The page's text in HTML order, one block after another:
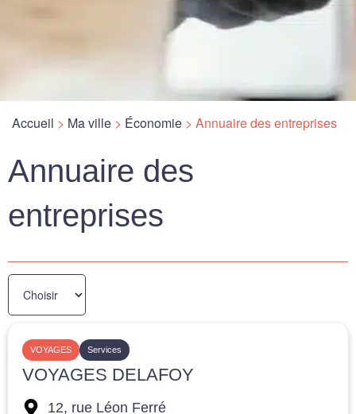
Accueil > Ma ville > Économie > Annuaire des entreprises
Annuaire des
entreprises
VOYAGES Services
VOYAGES DELAFOY
12, rue Léon Ferré